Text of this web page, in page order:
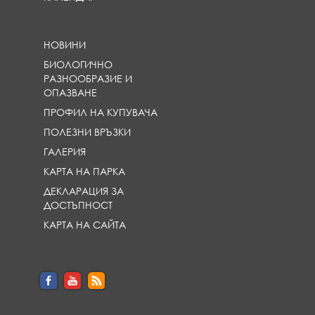
НОВИНИ
БИОЛОГИЧНО
РАЗНООБРАЗИЕ И
ОПАЗВАНЕ
ПРОФИЛ НА КУПУВАЧА
ПОЛЕЗНИ ВРЪЗКИ
ГАЛЕРИЯ
КАРТА НА ПАРКА
ДЕКЛАРАЦИЯ ЗА
ДОСТЪПНОСТ
КАРТА НА САЙТА